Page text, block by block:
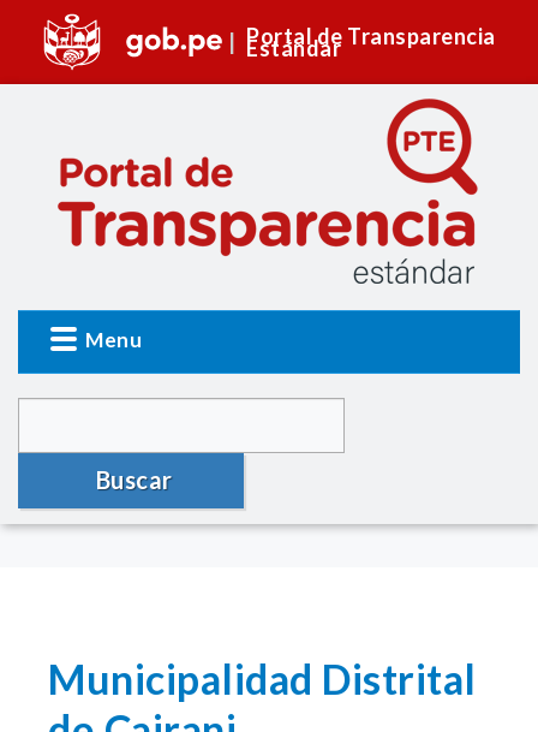
Portal de Transparencia
Estándar
Menu
Buscar
Municipalidad Distrital